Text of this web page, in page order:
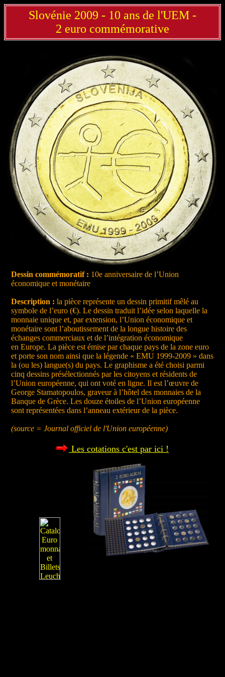
Slovénie 2009 - 10 ans de l'UEM -
2 euro commémorative
Dessin commémoratif : 10e anniversaire de l’Union
économique et monétaire
Description : la pièce représente un dessin primitif mêlé au
symbole de l’euro (€). Le dessin traduit l’idée selon laquelle la
monnaie unique et, par extension, l’Union économique et
monétaire sont l’aboutissement de la longue histoire des
échanges commerciaux et de l’intégration économique
en Europe. La pièce est émise par chaque pays de la zone euro
et porte son nom ainsi que la légende « EMU 1999-2009 » dans
la (ou les) langue(s) du pays. Le graphisme a été choisi parmi
cinq dessins présélectionnés par les citoyens et résidents de
l’Union européenne, qui ont voté en ligne. Il est l’œuvre de
George Stamatopoulos, graveur à l’hôtel des monnaies de la
Banque de Grèce. Les douze étoiles de l’Union européenne
sont représentées dans l’anneau extérieur de la pièce.
(source = Journal officiel de l'Union européenne)
Les cotations c'est par ici !